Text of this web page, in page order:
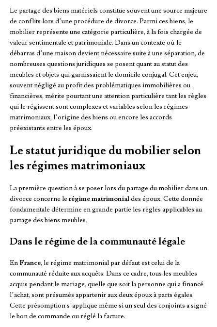
Le partage des biens matériels constitue souvent une source majeure
de conflits lors d’une procédure de divorce. Parmi ces biens, le
mobilier représente une catégorie particulière, à la fois chargée de
valeur sentimentale et patrimoniale. Dans un contexte où le
débarras d’une maison devient nécessaire suite à une séparation, de
nombreuses questions juridiques se posent quant au statut des
meubles et objets qui garnissaient le domicile conjugal. Cet enjeu,
souvent négligé au profit des problématiques immobilières ou
financières, mérite pourtant une attention particulière tant les règles
qui le régissent sont complexes et variables selon les régimes
matrimoniaux, l’origine des biens ou encore les accords
préexistants entre les époux.
Le statut juridique du mobilier selon
les régimes matrimoniaux
La première question à se poser lors du partage du mobilier dans un
divorce concerne le régime matrimonialdes époux. Cette donnée
fondamentale détermine en grande partie les règles applicables au
partage des biens meubles.
Dans le régime de la communauté légale
En France, le régime matrimonial par défaut est celui de la
communauté réduite aux acquêts. Dans ce cadre, tous les meubles
acquis pendant le mariage, quelle que soit la personne qui a financé
l’achat, sont présumés appartenir aux deux époux à parts égales.
Cette présomption s’applique même si un seul des conjoints a signé
le bon de commande ou réglé la facture.